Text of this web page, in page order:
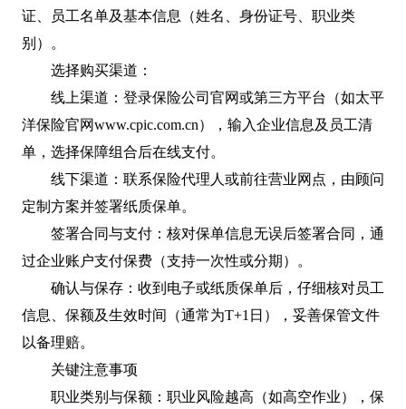
证、员工名单及基本信息（姓名、身份证号、职业类
别）。‌‌
‌选择购买渠道‌：
‌线上渠道‌：登录保险公司官网或第三方平台（如太平
洋保险官网www.cpic.com.cn），输入企业信息及员工清
单，选择保障组合后在线支付。‌‌
‌线下渠道‌：联系保险代理人或前往营业网点，由顾问
定制方案并签署纸质保单。‌‌
‌签署合同与支付‌：核对保单信息无误后签署合同，通
过企业账户支付保费（支持一次性或分期）。‌‌
‌确认与保存‌：收到电子或纸质保单后，仔细核对员工
信息、保额及生效时间（通常为T+1日），妥善保管文件
以备理赔。‌‌
关键注意事项
‌职业类别与保额‌：职业风险越高（如高空作业），保